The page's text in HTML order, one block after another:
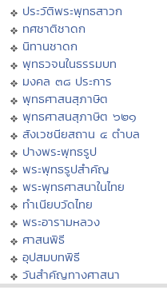
ประวัติพระพุทธสาวก
ทศชาติชาดก
นิทานชาดก
พุทธวจนในธรรมบท
มงคล ๓๘ ประการ
พุทธศาสนสุภาษิต
พุทธศาสนสุภาษิต ๖๒๑
สังเวชนียสถาน ๔ ตำบล
ปางพระพุทธรูป
พระพุทธรูปสำคัญ
พระพุทธศาสนาในไทย
ทำเนียบวัดไทย
พระอารามหลวง
ศาสนพิธี
อุปสมบทพิธี
วันสำคัญทางศาสนา